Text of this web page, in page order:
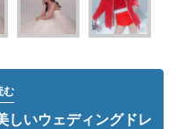
む
しいウェディングドレ